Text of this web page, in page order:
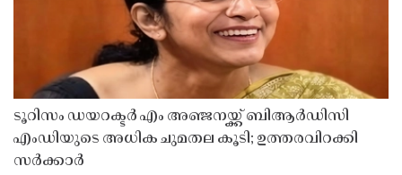
ടൂറിസം ഡയറക്ടർ എം അഞ്ജനയ്ക്ക് ബിആർഡിസി
എംഡിയുടെ അധിക ചുമതല കൂടി; ഉത്തരവിറക്കി
സർക്കാർ